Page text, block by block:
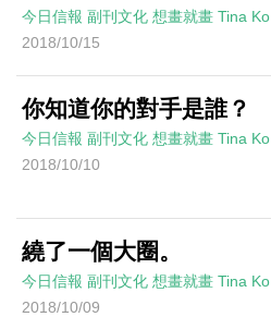
今日信報 副刊文化 想畫就畫 Tina Ko
2018/10/15
你知道你的對手是誰？
今日信報 副刊文化 想畫就畫 Tina Ko
2018/10/10
繞了一個大圈。
今日信報 副刊文化 想畫就畫 Tina Ko
2018/10/09